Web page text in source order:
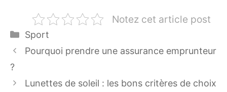
Notez cet article post
Catégories
Sport
Pourquoi prendre une assurance emprunteur
?
Lunettes de soleil : les bons critères de choix